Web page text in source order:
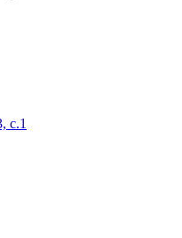
с.1